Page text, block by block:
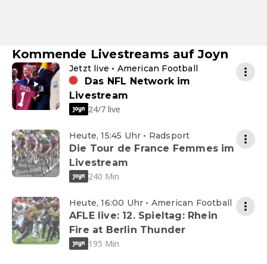
Kommende Livestreams auf Joyn
Jetzt live • American Football
Das NFL Network im
Livestream
24/7 live
Heute, 15:45 Uhr • Radsport
Die Tour de France Femmes im
Livestream
240 Min
Heute, 16:00 Uhr • American Football
AFLE live: 12. Spieltag: Rhein
Fire at Berlin Thunder
195 Min